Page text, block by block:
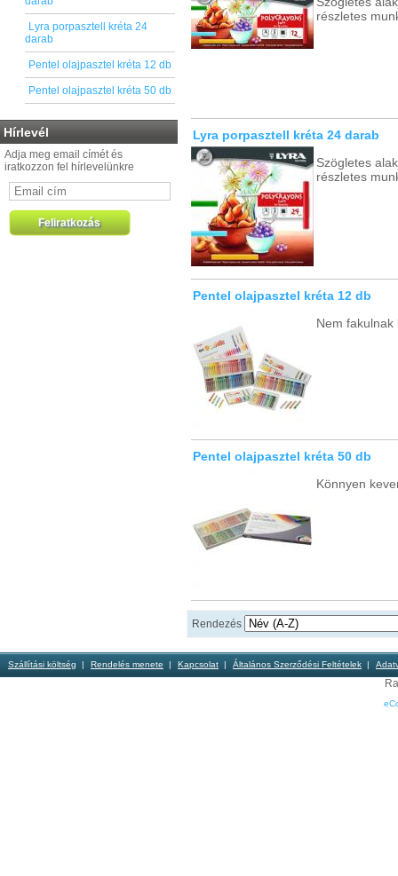
Lyra porpasztell kréta 24
darab
Pentel olajpasztel kréta 12 db
Pentel olajpasztel kréta 50 db
Hírlevél
Adja meg email címét és
iratkozzon fel hírlevelünkre
részletes
Lyra porpasztell kréta 24 darab
Szögletes
részletes
Pentel olajpasztel kréta 12 db
Nem fakulnak
Pentel olajpasztel kréta 50 db
Könnyen
Rendezés
Szállítási költség Rendelés menete Kapcsolat Általános Szerződési Feltételek